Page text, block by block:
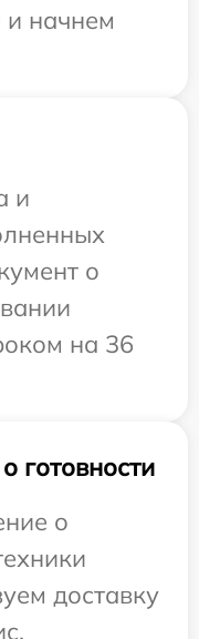
и начнем
и
о
на 36
готовности
о
доставку